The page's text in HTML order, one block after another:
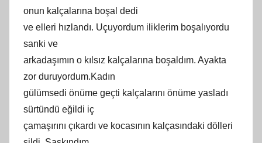
onun kalçalarına boşal dedi
ve elleri hızlandı. Uçuyordum iliklerim boşalıyordu
sanki ve
arkadaşımın o kılsız kalçalarına boşaldım. Ayakta
zor duruyordum.Kadın
gülümsedi önüme geçti kalçalarını önüme yasladı
sürtündü eğildi iç
çamaşırını çıkardı ve kocasının kalçasındaki dölleri